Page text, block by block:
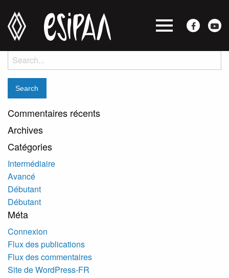
Iris Tam Tsi
Posted on mai 27, 2020 by jocelyne
Search
for:
Commentaires récents
Archives
Catégories
Intermédiaire
Avancé
Débutant
Débutant
Méta
Connexion
Flux des publications
Flux des commentaires
Site de WordPress-FR